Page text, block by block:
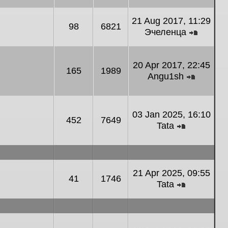
98 6821
21 Aug 2017, 11:29
Эчеленца
165 1989
20 Apr 2017, 22:45
Angu1sh
452 7649
03 Jan 2025, 16:10
Tata
41 1746
21 Apr 2025, 09:55
Tata